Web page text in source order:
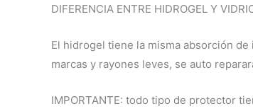
DIFERENCIA ENTRE HIDROGEL Y
El hidrogel tiene la misma absorción
marcas y rayones leves, se auto
IMPORTANTE: todo tipo de protector